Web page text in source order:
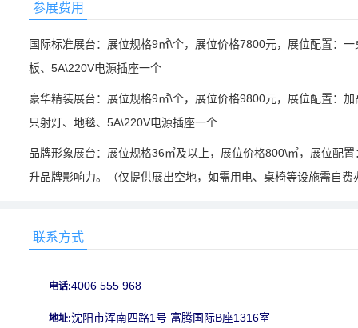
参展费用
国际标准展台：展位规格9㎡\个，展位价格7800元，展位配置：
板、5A\220V电源插座一个
豪华精装展台：展位规格9㎡\个，展位价格9800元，展位配置：
只射灯、地毯、5A\220V电源插座一个
品牌形象展台：展位规格36㎡及以上，展位价格800\㎡，展位配
升品牌影响力。（仅提供展出空地，如需用电、桌椅等设施需自费
联系方式
电话:4006 555 968
地址:沈阳市浑南四路1号 富腾国际B座1316室